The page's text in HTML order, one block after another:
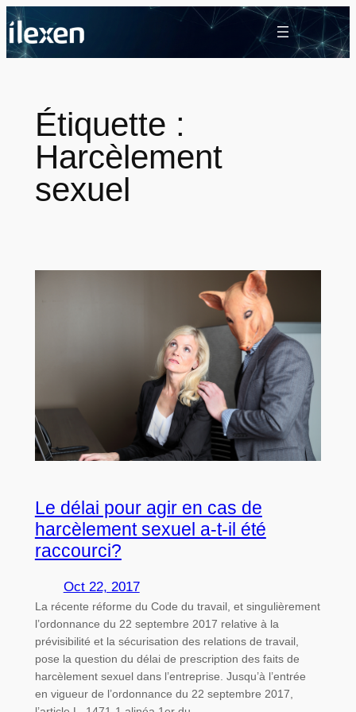
Aller
contenu
Étiquette :
Harcèlement
sexuel
Le délai pour agir en cas de
harcèlement sexuel a-t-il été
raccourci?
Oct 22, 2017
La récente réforme du Code du travail, et singulièrement
l’ordonnance du 22 septembre 2017 relative à la
prévisibilité et la sécurisation des relations de travail,
pose la question du délai de prescription des faits de
harcèlement sexuel dans l’entreprise. Jusqu’à l’entrée
en vigueur de l’ordonnance du 22 septembre 2017,